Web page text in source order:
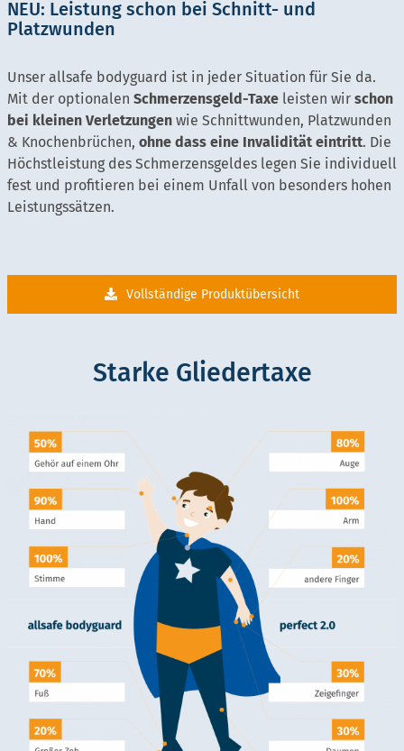
NEU: Leistung schon bei Schnitt- und
Platzwunden
Unser allsafe bodyguard ist in jeder Situation für Sie da.
Mit der optionalen Schmerzensgeld-Taxeleisten wir schon
bei kleinen Verletzungenwie Schnittwunden, Platzwunden
& Knochenbrüchen, ohne dass eine Invalidität eintritt. Die
Höchstleistung des Schmerzensgeldes legen Sie individuell
fest und profitieren bei einem Unfall von besonders hohen
Leistungssätzen.
Vollständige Produktübersicht
Starke Gliedertaxe